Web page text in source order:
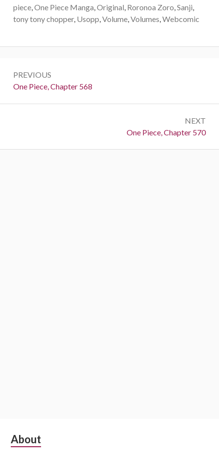
piece, One Piece Manga Original Roronoa Zoro Sanji
tony tony chopper, Usopp Volume, Volumes Webcomic
navigation
PREVIOUS
Previous:
One Piece, Chapter 568
NEXT
Next:
One Piece, Chapter 570
Subsidiary
About